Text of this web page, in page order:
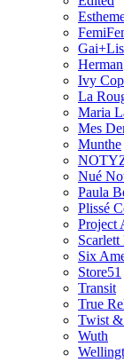
Herman
Ivy
La
Maria
Mes
Munthe
Nué
Paula
Plissé
Project
Scarlett
Six
Store51
Transit
True
Twist
Wuth